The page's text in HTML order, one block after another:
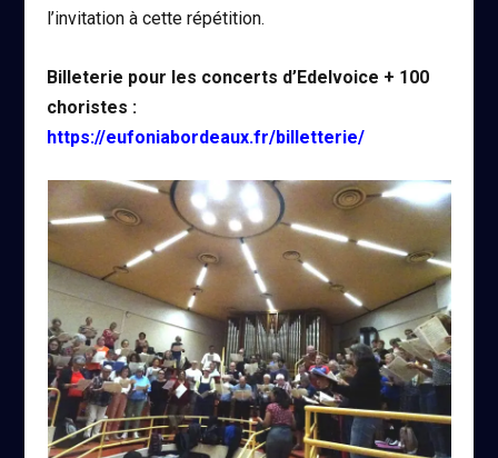
l’invitation à cette répétition.
Billeterie pour les concerts d’Edelvoice + 100
choristes :
https://eufoniabordeaux.fr/billetterie/